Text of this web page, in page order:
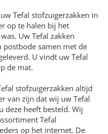
Tefal stofzuigerzakken in
op te halen bij het
Uw Tefal zakken
samen met de
U vindt uw Tefal
de mat.
stofzuigerzakken altijd
van zijn dat wij uw Tefal
deze heeft besteld. Wij
Tefal
op het internet. De